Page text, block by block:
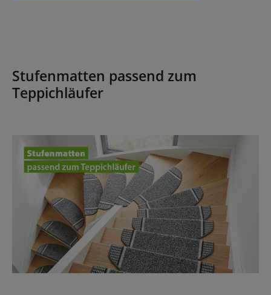
Stufenmatten passend zum
Teppichläufer